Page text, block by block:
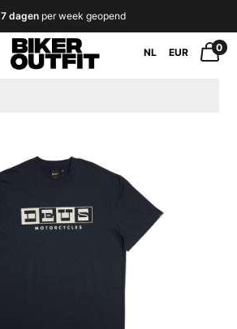
7 dagenper week geopend
NL EUR 0